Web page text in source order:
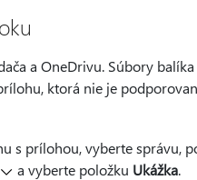
a OneDrivu. Súbory
ktorá nie je
s prílohou, vyberte správu,
a vyberte položku Ukážka.